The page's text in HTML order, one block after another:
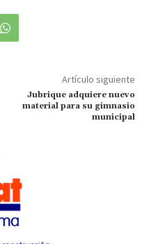
Artículo siguiente
Jubrique adquiere nuevo
material para su gimnasio
municipal